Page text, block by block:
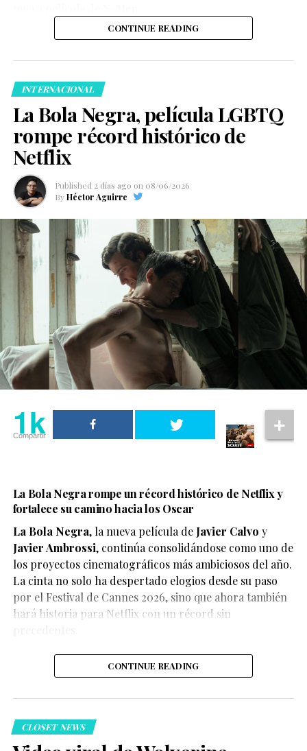
Según el medio estadounidense, Marvel Studios realizó
para interpretar al líder de los mutantes en el esperado
reinicio de la franquicia.
CONTINUE READING
INTERNACIONAL
La Bola Negra, película LGBTQ
rompe récord histórico de
Netflix
Published 2 días ago on 08/06/2026
By Héctor Aguirre
1k
Compartir
La Bola Negra rompe un récord histórico de Netflix y
fortalece su camino hacia los Oscar
La Bola Negra, la nueva película de Javier Calvo y
Javier Ambrossi, continúa consolidándose como uno de
los proyectos cinematográficos más ambiciosos del año.
La cinta no solo ha despertado elogios desde su paso
por el Festival de Cannes 2026, sino que ahora también
hará historia para Netflix con un récord sin
CONTINUE READING
CLOSET NEWS